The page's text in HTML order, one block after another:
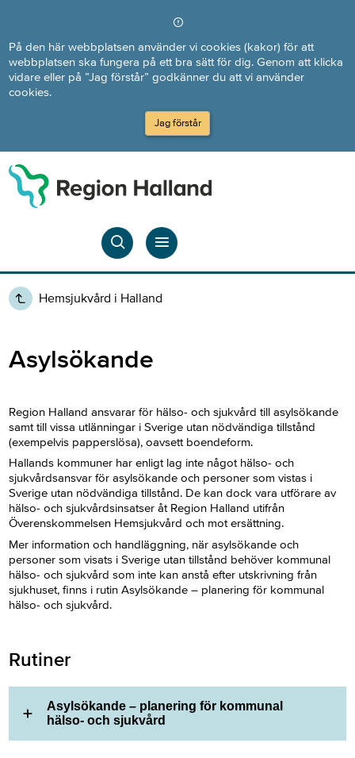
På den här webbplatsen använder vi cookies (kakor) för att
webbplatsen ska fungera på ett bra sätt för dig. Genom att klicka
vidare eller på ”Jag förstår” godkänner du att vi använder
cookies.
Jag förstår
Hemsjukvård i Halland
Asylsökande
Region Halland ansvarar för hälso- och sjukvård till asylsökande
samt till vissa utlänningar i Sverige utan nödvändiga tillstånd
(exempelvis papperslösa), oavsett boendeform.
Hallands kommuner har enligt lag inte något hälso- och
sjukvårdsansvar för asylsökande och personer som vistas i
Sverige utan nödvändiga tillstånd. De kan dock vara utförare av
hälso- och sjukvårdsinsatser åt Region Halland utifrån
Överenskommelsen Hemsjukvård och mot ersättning.
Mer information och handläggning, när asylsökande och
personer som visats i Sverige utan tillstånd behöver kommunal
hälso- och sjukvård som inte kan anstå efter utskrivning från
sjukhuset, finns i rutin Asylsökande – planering för kommunal
hälso- och sjukvård.
Rutiner
Asylsökande – planering för kommunal
hälso- och sjukvård